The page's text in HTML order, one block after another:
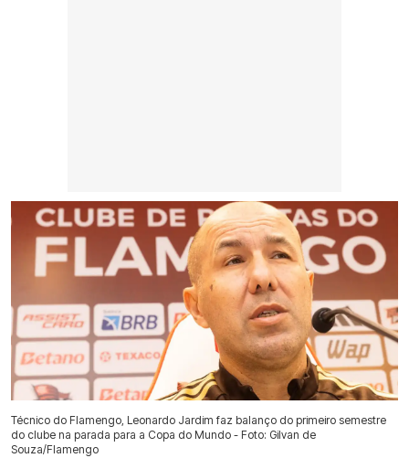
Técnico do Flamengo, Leonardo Jardim faz balanço do primeiro semestre
do clube na parada para a Copa do Mundo - Foto: Gilvan de
Souza/Flamengo